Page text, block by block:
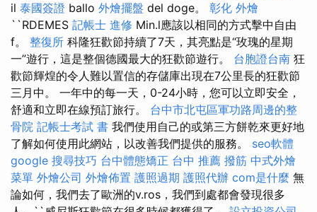
il 泰國簽證 ballo 外燴擺盤 del doge。 彰化 外燴
``RDEMES 記帳士 進修 Min.l應該以相同的方式擊中自由
f。 整復所 科隆狂歡節持續了7天，其亮點是“玫瑰的星期
一”遊行，這是整個德國最大的狂歡節遊行。 台胞證台南 狂
歡節輝煌的令人難以置信的存儲庫出現在7公里長的狂歡節
三月中。 一年中的每一天，0-24小時，您可以立即安全，
舒適和立即在線預訂旅行。 台中市北屯區軍功路周邊的整
骨院 記帳士考試 書 我們使用自己的或第三方餅乾來更好地
了解如何使用此網站，以改善我們提供的服務。 seo軟體
google 搜尋技巧 台中體態矯正 台中 推薦 撥筋 中式外燴
菜單 外燴公司 外燴佈置 護照過期 護照代辦 com是什麼 無
論如何，我們去了歐洲的v.ros，我們到處都會發現很多